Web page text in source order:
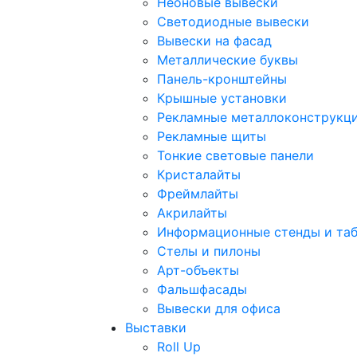
Светодиодные вывески
Вывески на фасад
Металлические буквы
Панель-кронштейны
Крышные установки
Рекламные
Рекламные щиты
Тонкие световые панели
Кристалайты
Фреймлайты
Акрилайты
Информационные стенды и
Стелы и пилоны
Арт-объекты
Фальшфасады
Вывески для офиса
Выставки
Roll Up